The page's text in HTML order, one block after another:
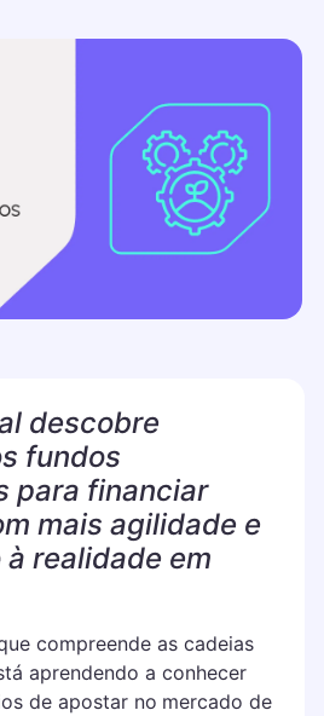
descobre
fundos
para financiar
mais agilidade e
realidade em
compreende as cadeias
aprendendo a conhecer
de apostar no mercado de